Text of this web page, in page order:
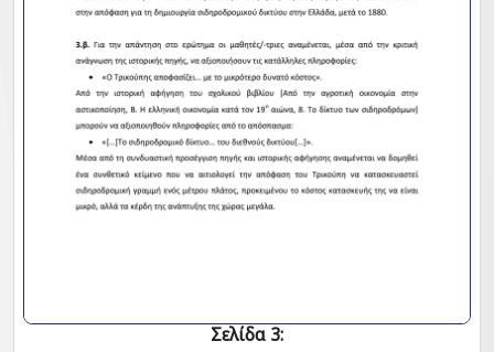
Σελίδα 3: